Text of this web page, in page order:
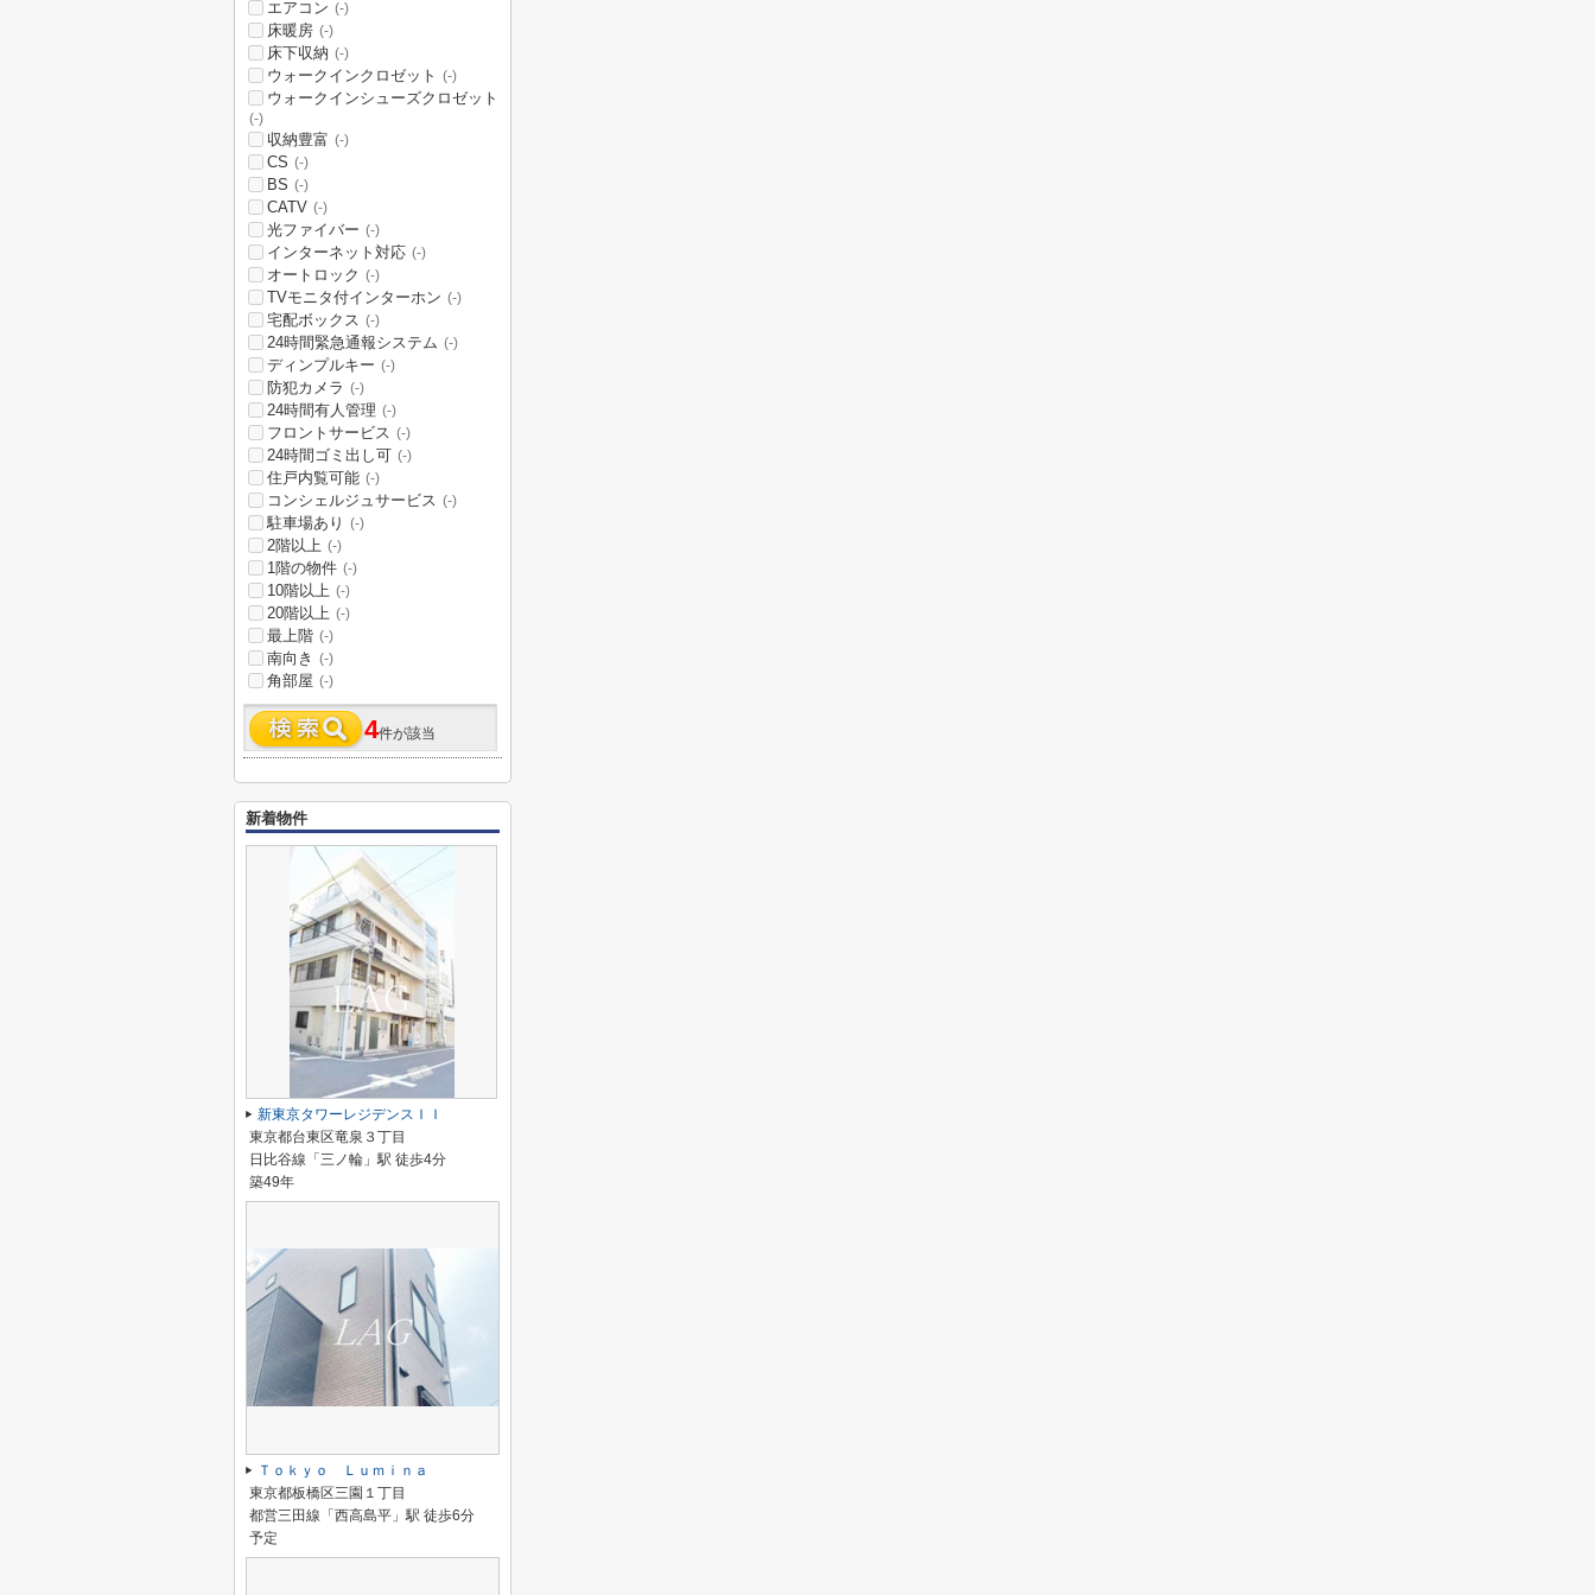
エアコン (-)
床暖房 (-)
床下収納 (-)
ウォークインクロゼット (-)
ウォークインシューズクロゼット
(-)
収納豊富 (-)
CS (-)
BS (-)
CATV (-)
光ファイバー (-)
インターネット対応 (-)
オートロック (-)
TVモニタ付インターホン (-)
宅配ボックス (-)
24時間緊急通報システム (-)
ディンプルキー (-)
防犯カメラ (-)
24時間有人管理 (-)
フロントサービス (-)
24時間ゴミ出し可 (-)
住戸内覧可能 (-)
コンシェルジュサービス (-)
駐車場あり (-)
2階以上 (-)
1階の物件 (-)
10階以上 (-)
20階以上 (-)
最上階 (-)
南向き (-)
角部屋 (-)
4件が該当
新着物件
新東京タワーレジデンスＩＩ
東京都台東区竜泉３丁目
日比谷線「三ノ輪」駅 徒歩4分
築49年
Ｔｏｋｙｏ Ｌｕｍｉｎａ
東京都板橋区三園１丁目
都営三田線「西高島平」駅 徒歩6分
予定